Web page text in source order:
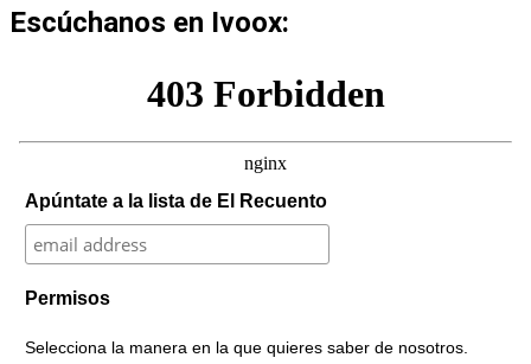
Escúchanos en Ivoox:
Apúntate a la lista de El Recuento
Permisos
Selecciona la manera en la que quieres saber de nosotros.